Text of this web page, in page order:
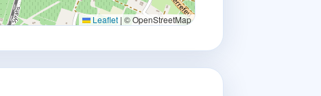
Leaflet | © OpenStreetMap